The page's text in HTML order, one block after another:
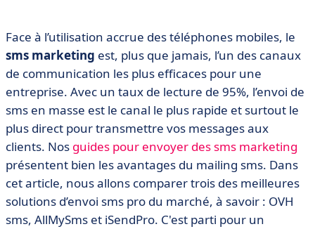
Face à l’utilisation accrue des téléphones mobiles, le
sms marketing est, plus que jamais, l’un des canaux
de communication les plus efficaces pour une
entreprise. Avec un taux de lecture de 95%, l’envoi de
sms en masse est le canal le plus rapide et surtout le
plus direct pour transmettre vos messages aux
clients. Nos guides pour envoyer des sms marketing
présentent bien les avantages du mailing sms. Dans
cet article, nous allons comparer trois des meilleures
solutions d’envoi sms pro du marché, à savoir : OVH
sms, AllMySms et iSendPro. C'est parti pour un